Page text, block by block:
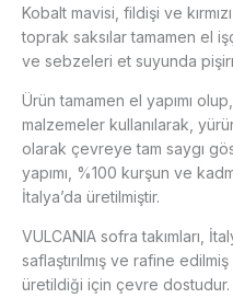
Kobalt mavisi, fildişi ve
toprak saksılar tamamen el
ve sebzeleri et suyunda
Ürün tamamen el yapımı
malzemeler kullanılarak,
olarak çevreye tam saygı
yapımı, %100 kurşun ve
İtalya’da üretilmiştir.
VULCANIA sofra takımları,
saflaştırılmış ve rafine
üretildiği için çevre dostudur.